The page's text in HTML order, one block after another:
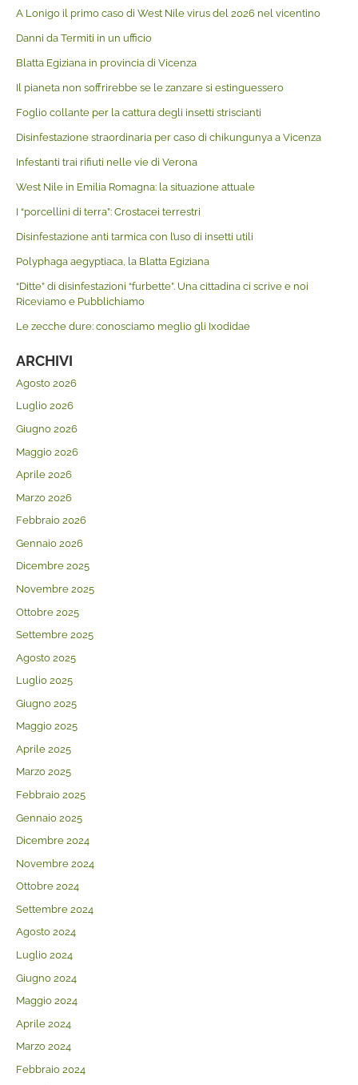
A Lonigo il primo caso di West Nile virus del 2026 nel vicentino
Danni da Termiti in un ufficio
Blatta Egiziana in provincia di Vicenza
Il pianeta non soffrirebbe se le zanzare si estinguessero
Foglio collante per la cattura degli insetti striscianti
Disinfestazione straordinaria per caso di chikungunya a Vicenza
Infestanti trai rifiuti nelle vie di Verona
West Nile in Emilia Romagna: la situazione attuale
I “porcellini di terra”: Crostacei terrestri
Disinfestazione anti tarmica con l’uso di insetti utili
Polyphaga aegyptiaca, la Blatta Egiziana
“Ditte” di disinfestazioni “furbette”. Una cittadina ci scrive e noi
Riceviamo e Pubblichiamo
Le zecche dure: conosciamo meglio gli Ixodidae
ARCHIVI
Agosto 2026
Luglio 2026
Giugno 2026
Maggio 2026
Aprile 2026
Marzo 2026
Febbraio 2026
Gennaio 2026
Dicembre 2025
Novembre 2025
Ottobre 2025
Settembre 2025
Agosto 2025
Luglio 2025
Giugno 2025
Maggio 2025
Aprile 2025
Marzo 2025
Febbraio 2025
Gennaio 2025
Dicembre 2024
Novembre 2024
Ottobre 2024
Settembre 2024
Agosto 2024
Luglio 2024
Giugno 2024
Maggio 2024
Aprile 2024
Marzo 2024
Febbraio 2024